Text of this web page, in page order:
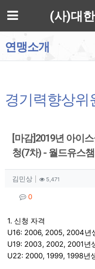
메뉴 (사)대
연맹소개
경기력향상위
[마감]2019년 아이
청(7차) - 월드유스
작성자 정보
김민상 작성5,471조회
컨텐츠 정보
0
본문
1. 신청 자격
U16: 2006, 2005, 2004년
U19: 2003, 2002, 2001년
U22: 2000, 1999, 1998년